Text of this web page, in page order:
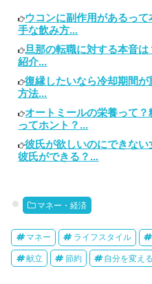
ウコンに副作用があるっ
手な飲み方...
旦那の転職に対する本音
紹介...
復縁したいなら冷却期間
方法...
オートミールの栄養って
ってホント？...
彼氏が欲しいのにできな
彼氏ができる？...
マネー・経済
マネー ライフスタイル
献立 節約 自分を変える